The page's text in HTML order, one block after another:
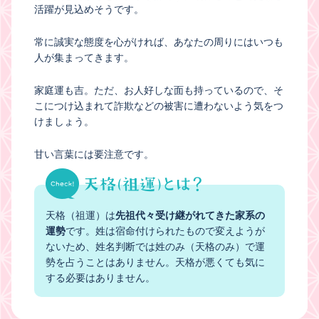
活躍が見込めそうです。
常に誠実な態度を心がければ、あなたの周りにはいつも
人が集まってきます。
家庭運も吉。ただ、お人好しな面も持っているので、そ
こにつけ込まれて詐欺などの被害に遭わないよう気をつ
けましょう。
甘い言葉には要注意です。
天格（祖運）は先祖代々受け継がれてきた家系の
運勢です。姓は宿命付けられたもので変えようが
ないため、姓名判断では姓のみ（天格のみ）で運
勢を占うことはありません。天格が悪くても気に
する必要はありません。